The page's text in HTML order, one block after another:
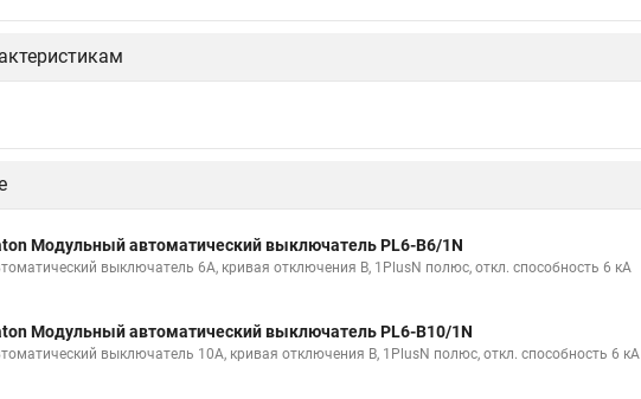
Модульный автоматический выключатель PL6-B6/1N
выключатель 6А, кривая отключения B, 1PlusN полюс, откл. способность 6 кА
Модульный автоматический выключатель PL6-B10/1N
выключатель 10А, кривая отключения B, 1PlusN полюс, откл. способность 6 кА